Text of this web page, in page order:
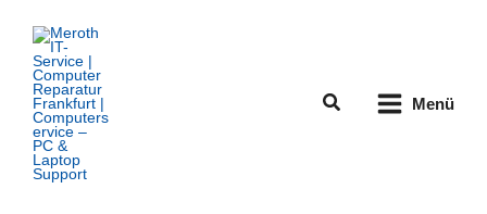
Inhalt
springen
Suchen Menü